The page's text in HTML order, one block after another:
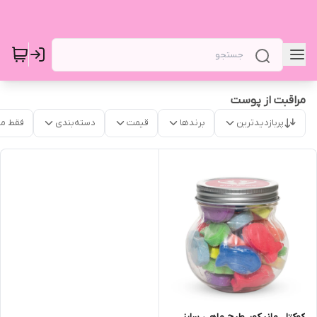
مراقبت از پوست
پربازدیدترین برندها قیمت دسته‌بندی فقط